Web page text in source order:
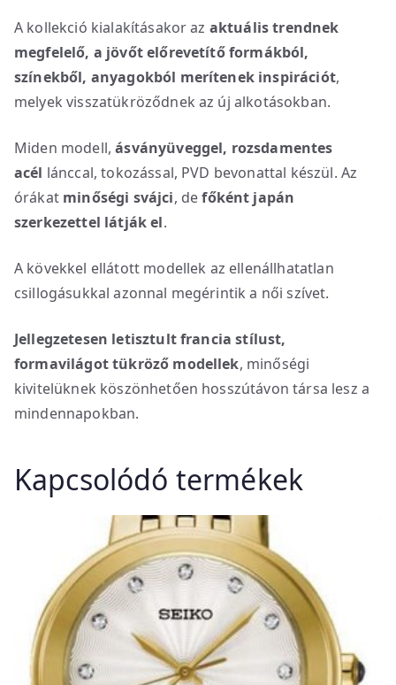
A kollekció kialakításakor az aktuális trendnek
megfelelő, a jövőt előrevetítő formákból,
színekből, anyagokból merítenek inspirációt,
melyek visszatükröződnek az új alkotásokban.
Miden modell,ásványüveggel, rozsdamentes
acél lánccal, tokozással, PVD bevonattal készül. Az
órákat minőségi svájci, defőként japán
szerkezettel látják el.
A kövekkel ellátott modellek az ellenállhatatlan
csillogásukkal azonnal megérintik a női szívet.
Jellegzetesen letisztult francia stílust,
formavilágot tükröző modellek, minőségi
kivitelüknek köszönhetően hosszútávon társa lesz a
mindennapokban.
Kapcsolódó termékek